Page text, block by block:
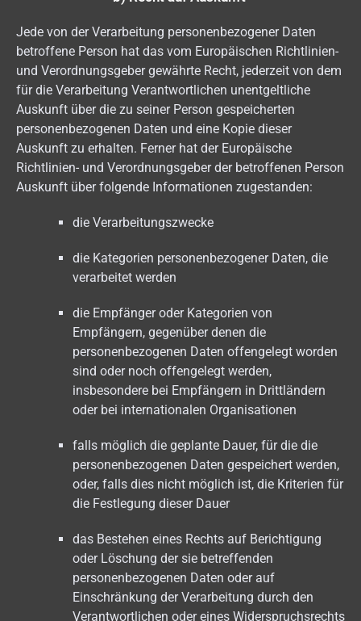
Jede von der Verarbeitung personenbezogener Daten
betroffene Person hat das vom Europäischen Richtlinien-
und Verordnungsgeber gewährte Recht, jederzeit von dem
für die Verarbeitung Verantwortlichen unentgeltliche
Auskunft über die zu seiner Person gespeicherten
personenbezogenen Daten und eine Kopie dieser
Auskunft zu erhalten. Ferner hat der Europäische
Richtlinien- und Verordnungsgeber der betroffenen Person
Auskunft über folgende Informationen zugestanden:
die Verarbeitungszwecke
die Kategorien personenbezogener Daten, die
verarbeitet werden
die Empfänger oder Kategorien von
Empfängern, gegenüber denen die
personenbezogenen Daten offengelegt worden
sind oder noch offengelegt werden,
insbesondere bei Empfängern in Drittländern
oder bei internationalen Organisationen
falls möglich die geplante Dauer, für die die
personenbezogenen Daten gespeichert werden,
oder, falls dies nicht möglich ist, die Kriterien für
die Festlegung dieser Dauer
das Bestehen eines Rechts auf Berichtigung
oder Löschung der sie betreffenden
personenbezogenen Daten oder auf
Einschränkung der Verarbeitung durch den
Verantwortlichen oder eines Widerspruchsrechts